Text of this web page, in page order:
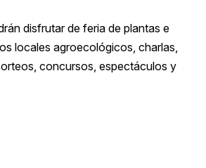
disfrutar de feria de plantas e
locales agroecológicos, charlas,
concursos, espectáculos y